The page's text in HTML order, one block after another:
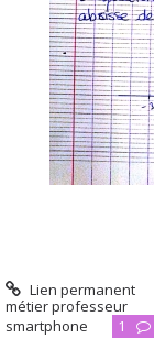
Lien permanent
métier professeur
smartphone
1